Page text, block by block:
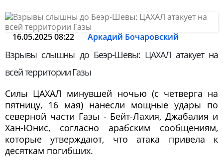
16.05.2025 08:22 Аркадий Бочаровский
Взрывы слышны до Беэр-Шевы: ЦАХАЛ атакует на
всей территории Газы
Силы ЦАХАЛ минувшей ночью (с четверга на
пятницу, 16 мая) нанесли мощные удары по
северной части Газы - Бейт-Лахия, Джабалия и
Хан-Юнис, согласно арабским сообщениям,
которые утверждают, что атака привела к
десяткам погибших.